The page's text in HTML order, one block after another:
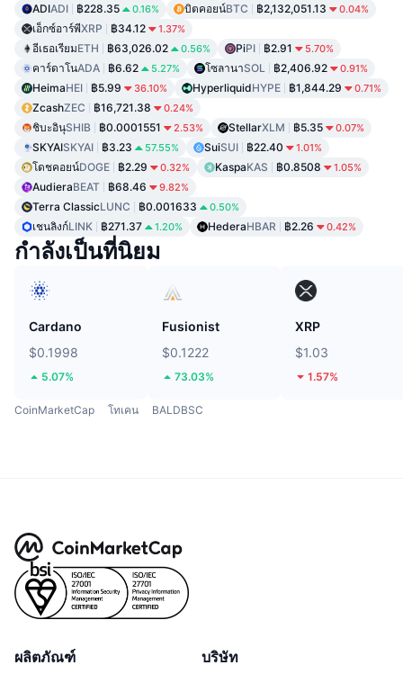
ADIADI ฿228.35 0.16% บิตคอยน์BTC ฿2,132,051.13 0.04%
เอ็กซ์อาร์พีXRP ฿34.12 1.37%
อีเธอเรียมETH ฿63,026.02 0.56% PiPI ฿2.91 5.70%
คาร์ดาโนADA ฿6.62 5.27% โซลานาSOL ฿2,406.92 0.91%
HeimaHEI ฿5.99 36.10% HyperliquidHYPE ฿1,844.29 0.71%
ZcashZEC ฿16,721.38 0.24%
ชิบะอินุSHIB ฿0.0001551 2.53% StellarXLM ฿5.35 0.07%
SKYAISKYAI ฿3.23 57.55% SuiSUI ฿22.40 1.01%
โดชคอยน์DOGE ฿2.29 0.32% KaspaKAS ฿0.8508 1.05%
AudieraBEAT ฿68.46 9.82%
Terra ClassicLUNC ฿0.001633 0.50%
เชนลิงก์LINK ฿271.37 1.20% HederaHBAR ฿2.26 0.42%
กำลังเป็นที่นิยม
Cardano
$0.1998
5.07%
Fusionist
$0.1222
73.03%
XRP
$1.03
1.57%
CoinMarketCap โทเคน BALDBSC
ผลิตภัณฑ์ บริษัท